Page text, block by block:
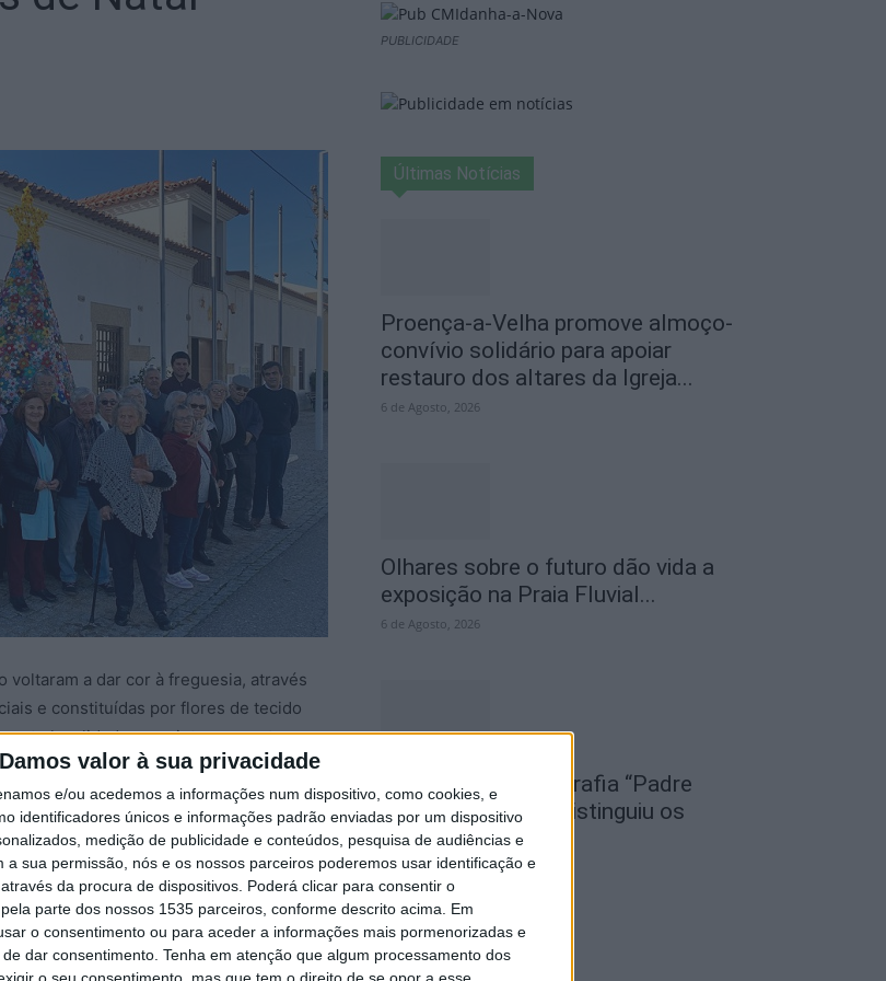
Damos valor à sua privacidade
e/ou acedemos a informações num dispositivo, como cookies, e
identificadores únicos e informações padrão enviadas por um dispositivo
medição de publicidade e conteúdos, pesquisa de audiências e
a sua permissão, nós e os nossos parceiros poderemos usar identificação e
da procura de dispositivos. Poderá clicar para consentir o
parte dos nossos 1535 parceiros, conforme descrito acima. Em
o consentimento ou para aceder a informações mais pormenorizadas e
dar consentimento. Tenha em atenção que algum processamento dos
voltaram a dar cor à freguesia, através
e constituídas por flores de tecido
sete localidades que integram esta
em 2021, depois da remodelação e
uma que obra que resultou da união de
como forma de encontrar uma
do Centro de Dia da Santa Casa
PUBLICIDADE
Últimas Notícias
Proença-a-Velha promove almoço-
convívio solidário para apoiar
restauro dos altares da Igreja...
6 de Agosto, 2026
Olhares sobre o futuro dão vida a
exposição na Praia Fluvial...
6 de Agosto, 2026
Concurso de Fotografia “Padre
João Maia 2026” distinguiu os
melhores olhares...
6 de Agosto, 2026